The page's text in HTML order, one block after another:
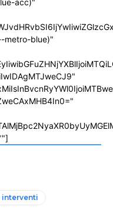
acc)"
metro-blue)"
interventi